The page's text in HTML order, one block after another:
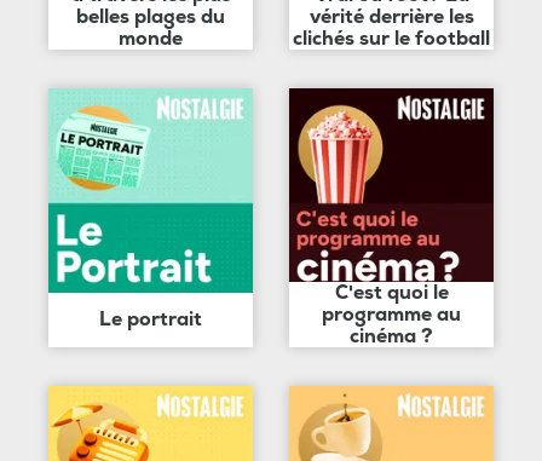
belles plages du
monde
vérité derrière les
clichés sur le football
Le portrait
C'est quoi le
programme au
cinéma ?